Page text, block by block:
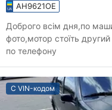
AH9621OE
Доброго всім дня,по
фото,мотор стоїть
по телефону
С VIN-кодом